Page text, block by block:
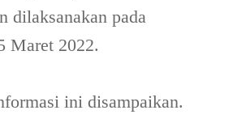
dilaksanakan pada
Maret 2022.
ini disampaikan.